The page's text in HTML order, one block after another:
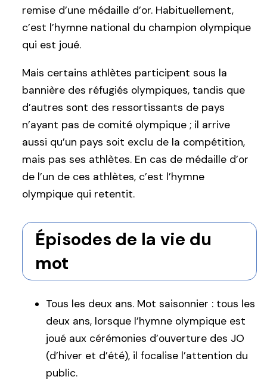
remise d’une médaille d’or. Habituellement,
c’est l’hymne national du champion olympique
qui est joué.
Mais certains athlètes participent sous la
bannière des réfugiés olympiques, tandis que
d’autres sont des ressortissants de pays
n’ayant pas de comité olympique ; il arrive
aussi qu’un pays soit exclu de la compétition,
mais pas ses athlètes. En cas de médaille d’or
de l’un de ces athlètes, c’est l’hymne
olympique qui retentit.
Épisodes de la vie du
mot
Tous les deux ans. Mot saisonnier : tous les
deux ans, lorsque l’hymne olympique est
joué aux cérémonies d’ouverture des JO
(d’hiver et d’été), il focalise l’attention du
public.